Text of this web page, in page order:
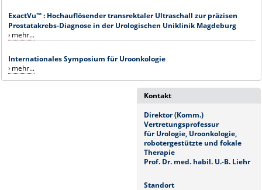
ExactVu™ : Hochauflösender transrektaler Ultraschall zur präzisen
Prostatakrebs-Diagnose in der Urologischen Uniklinik Magdeburg
mehr...
Internationales Symposium für Uroonkologie
mehr...
Kontakt
Direktor (Komm.)
Vertretungsprofessur
für Urologie, Uroonkologie,
robotergestützte und fokale
Therapie
Prof. Dr. med. habil. U.-B. Liehr
Standort